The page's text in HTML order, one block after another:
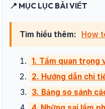
📍 MỤC LỤC BÀI VIẾT
Tìm hiểu thêm: How
1. Tầm quan trọng
2. Hướng dẫn chi
3. Bảng so sánh